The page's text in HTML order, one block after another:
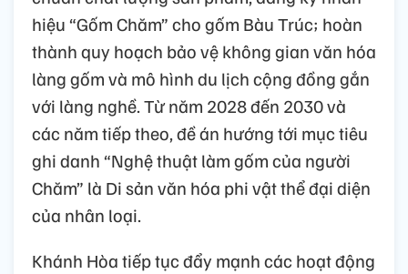
hiệu “Gốm Chăm” cho gốm Bàu Trúc; hoàn
thành quy hoạch bảo vệ không gian văn hóa
làng gốm và mô hình du lịch cộng đồng gắn
với làng nghề. Từ năm 2028 đến 2030 và
các năm tiếp theo, đề án hướng tới mục tiêu
ghi danh “Nghệ thuật làm gốm của người
Chăm” là Di sản văn hóa phi vật thể đại diện
của nhân loại.
Khánh Hòa tiếp tục đẩy mạnh các hoạt động